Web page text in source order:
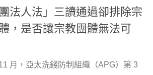
團法人法」三讀通過卻排除宗
，是否讓宗教團體無法可
月，亞太洗錢防制組織（APG）第 3